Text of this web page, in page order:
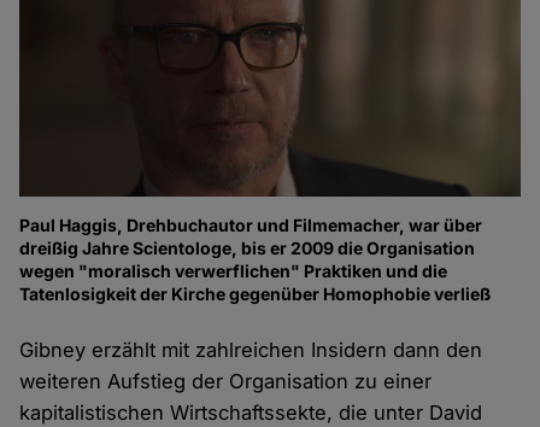
Paul Haggis, Drehbuchautor und Filmemacher, war über
dreißig Jahre Scientologe, bis er 2009 die Organisation
wegen "moralisch verwerflichen" Praktiken und die
Tatenlosigkeit der Kirche gegenüber Homophobie verließ
Gibney erzählt mit zahlreichen Insidern dann den
weiteren Aufstieg der Organisation zu einer
kapitalistischen Wirtschaftssekte, die unter David